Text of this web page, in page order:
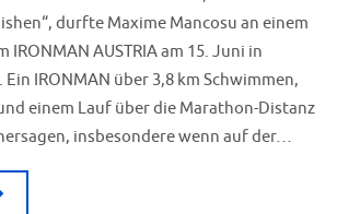
durfte Maxime Mancosu an einem
IRONMAN AUSTRIA am 15. Juni in
IRONMAN über 3,8 km Schwimmen,
einem Lauf über die Marathon-Distanz
insbesondere wenn auf der…